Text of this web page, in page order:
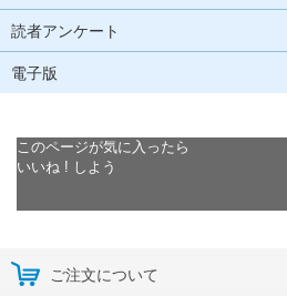
読者アンケート
電子版
このページが気に入ったら
いいね ! しよう
ご注文について